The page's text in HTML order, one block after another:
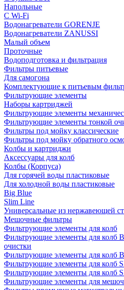
Напольные
С Wi-Fi
Водонагреватели GORENJE
Водонагреватели ZANUSSI
Малый объем
Проточные
Водоподготовка и фильтрация
Фильтры питьевые
Для самогона
Комплектующие к питьевым
Фильтрующие элементы
Наборы картриджей
Фильтрующие элементы
Фильтрующие элементы тонкой
Фильтры под мойку классические
Фильтры под мойку обратного
Колбы и картриджи
Аксессуары для колб
Колбы (Корпуса)
Для горячей воды пластиковые
Для холодной воды пластиковые
Big Blue
Slim Line
Универсальные из нержавеющей
Мешочные фильтры
Фильтрующие элементы для колб
Фильтрующие элементы для колб
очистки
Фильтрующие элементы для колб
Фильтрующие элементы для колб
Фильтрующие элементы для колб
Фильтрующие элементы для